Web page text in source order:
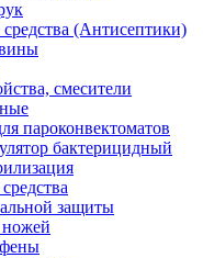
(Антисептики)
смесители
пароконвектоматов
бактерицидный
защиты
ножей